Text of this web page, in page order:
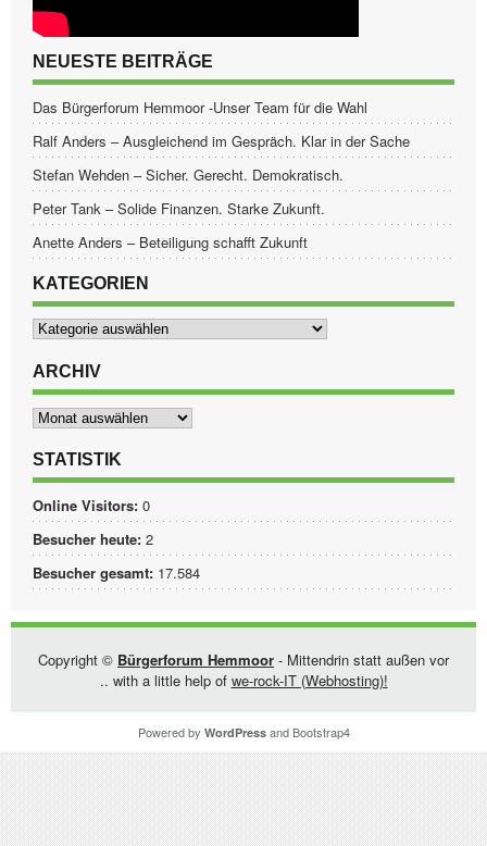
NEUESTE BEITRÄGE
Das Bürgerforum Hemmoor -Unser Team für die Wahl
Ralf Anders – Ausgleichend im Gespräch. Klar in der Sache
Stefan Wehden – Sicher. Gerecht. Demokratisch.
Peter Tank – Solide Finanzen. Starke Zukunft.
Anette Anders – Beteiligung schafft Zukunft
KATEGORIEN
Kategorien
ARCHIV
Archiv
STATISTIK
Online Visitors: 0
Besucher heute: 2
Besucher gesamt: 17.584
Copyright © Bürgerforum Hemmoor - Mittendrin statt außen vor
.. with a little help of we-rock-IT (Webhosting)!
Powered by WordPressand Bootstrap4